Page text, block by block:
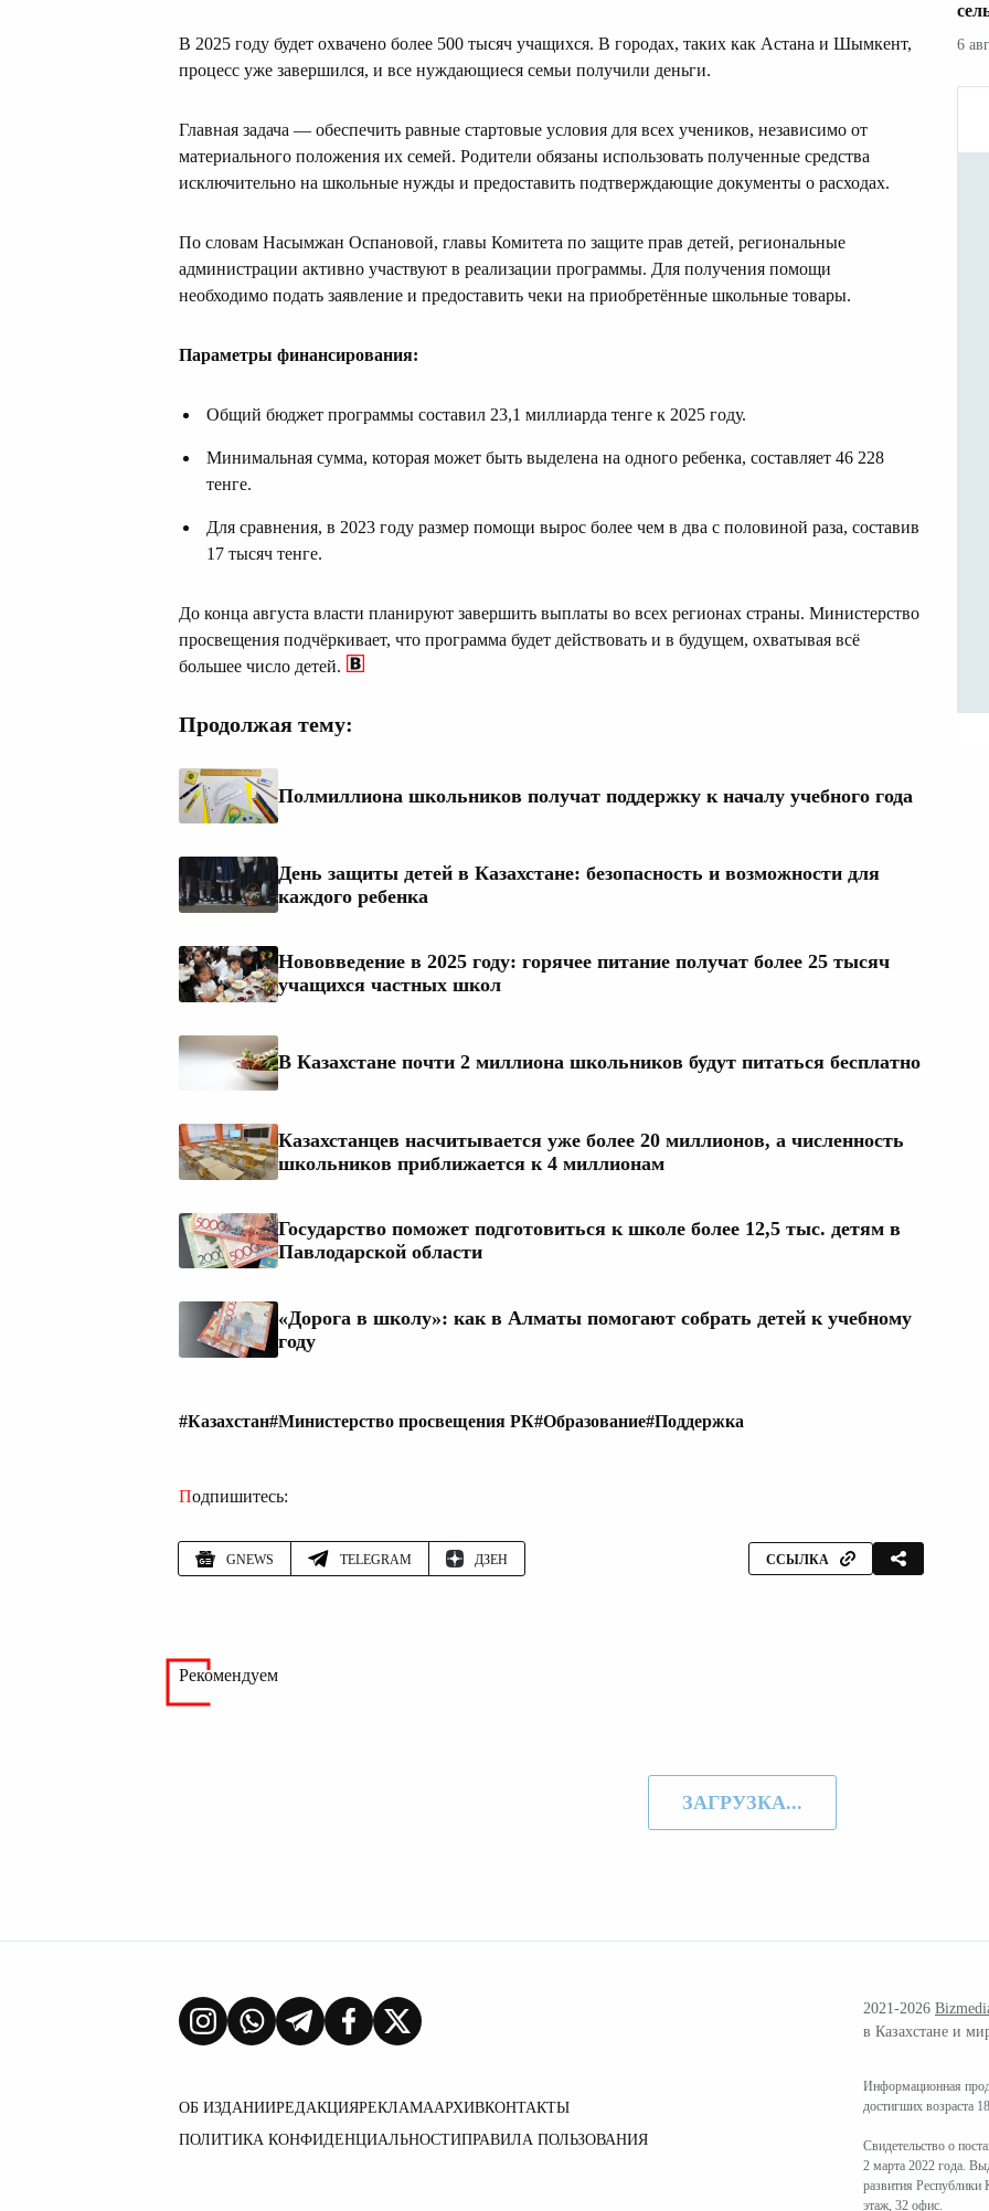
В 2025 году будет охвачено более 500 тысяч учащихся. В городах, таких как Астана и Шымкент,
процесс уже завершился, и все нуждающиеся семьи получили деньги.
Главная задача — обеспечить равные стартовые условия для всех учеников, независимо от
материального положения их семей. Родители обязаны использовать полученные средства
исключительно на школьные нужды и предоставить подтверждающие документы о расходах.
По словам Насымжан Оспановой, главы Комитета по защите прав детей, региональные
администрации активно участвуют в реализации программы. Для получения помощи
необходимо подать заявление и предоставить чеки на приобретённые школьные товары.
Параметры финансирования:
Общий бюджет программы составил 23,1 миллиарда тенге к 2025 году.
Минимальная сумма, которая может быть выделена на одного ребенка, составляет 46 228
тенге.
Для сравнения, в 2023 году размер помощи вырос более чем в два с половиной раза, составив
17 тысяч тенге.
До конца августа власти планируют завершить выплаты во всех регионах страны. Министерство
просвещения подчёркивает, что программа будет действовать и в будущем, охватывая всё
большее число детей.
Продолжая тему:
Полмиллиона школьников получат поддержку к началу учебного года
День защиты детей в Казахстане: безопасность и возможности для
каждого ребенка
Нововведение в 2025 году: горячее питание получат более 25 тысяч
учащихся частных школ
В Казахстане почти 2 миллиона школьников будут питаться бесплатно
Казахстанцев насчитывается уже более 20 миллионов, а численность
школьников приближается к 4 миллионам
Государство поможет подготовиться к школе более 12,5 тыс. детям в
Павлодарской области
«Дорога в школу»: как в Алматы помогают собрать детей к учебному
году
#Казахстан#Министерство просвещения РК#Образование#Поддержка
Подпишитесь:
GNEWS TELEGRAM ДЗЕН ССЫЛКА
6
Рекомендуем
ЗАГРУЗКА...
ОБ ИЗДАНИИРЕДАКЦИЯРЕКЛАМААРХИВКОНТАКТЫ
ПОЛИТИКА КОНФИДЕНЦИАЛЬНОСТИПРАВИЛА ПОЛЬЗОВАНИЯ
2021-2026
в Казахстане и
Информационная
достигших возраста
Свидетельство о
2 марта 2022 года.
развития Республики
этаж, 32 офис.